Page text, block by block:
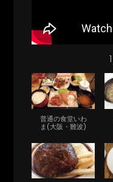
1
普通の食堂いわ
ま(大阪・難波)